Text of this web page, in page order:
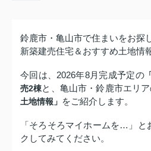
鈴鹿市・亀山市で住まいをお探
新築建売住宅＆おすすめ土地情
今回は、2026年8月完成予定の
売2棟と、亀山市・鈴鹿市エリ
土地情報」 をご紹介します。
「そろそろマイホームを…」と
クしてみてください。